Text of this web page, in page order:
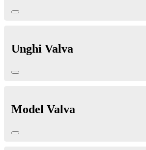
Unghi Valva
Model Valva